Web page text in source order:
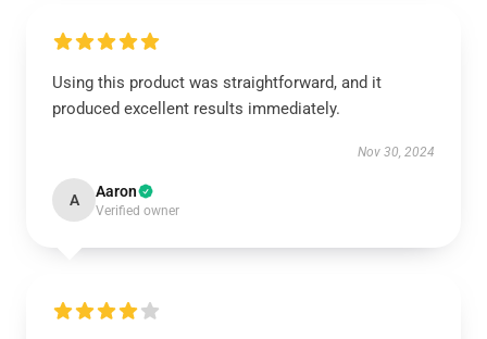
Using this product was straightforward, and it
produced excellent results immediately.
Nov 30, 2024
A Aaron
Verified owner